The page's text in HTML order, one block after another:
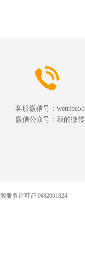
客服微信号： wetribe58
微信公众号： 我的微传
服务许可证 0682001824